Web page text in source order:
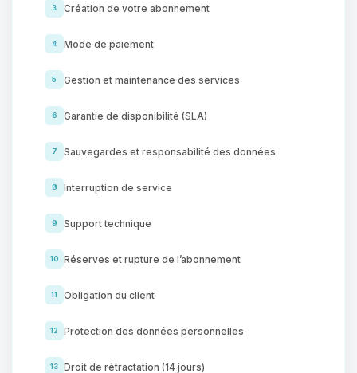
3 Création de votre abonnement
4 Mode de paiement
5 Gestion et maintenance des services
6 Garantie de disponibilité (SLA)
7 Sauvegardes et responsabilité des données
8 Interruption de service
9 Support technique
10 Réserves et rupture de l’abonnement
11 Obligation du client
12 Protection des données personnelles
13 Droit de rétractation (14 jours)